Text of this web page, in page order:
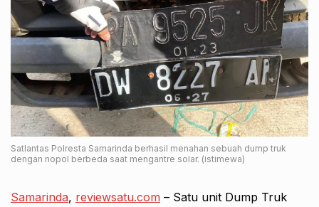
Satlantas Polresta Samarinda berhasil menahan sebuah dump truk
dengan nopol berbeda saat mengantre solar. (istimewa)
Samarinda, reviewsatu.com – Satu unit Dump Truk